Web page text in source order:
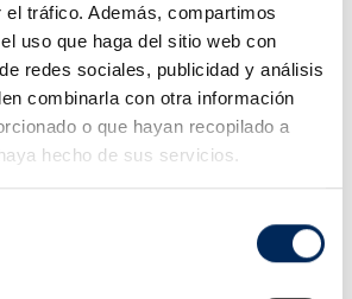
tráfico. Además, compartimos
uso que haga del sitio web con
redes sociales, publicidad y análisis
combinarla con otra información
o que hayan recopilado a
hecho de sus servicios.
Cm